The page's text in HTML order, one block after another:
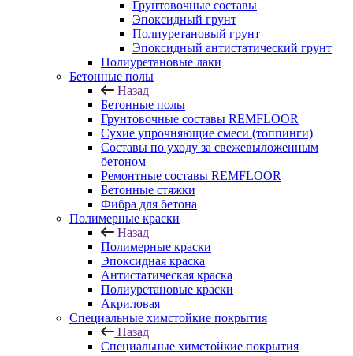
Грунтовочные составы
Эпоксидный грунт
Полиуретановый грунт
Эпоксидный антистатический грунт
Полиуретановые лаки
Бетонные полы
Назад
Бетонные полы
Грунтовочные составы REMFLOOR
Сухие упрочняющие смеси (топпинги)
Составы по уходу за свежевыложенным
бетоном
Ремонтные составы REMFLOOR
Бетонные стяжки
Фибра для бетона
Полимерные краски
Назад
Полимерные краски
Эпоксидная краска
Антистатическая краска
Полиуретановые краски
Акриловая
Специальные химстойкие покрытия
Назад
Специальные химстойкие покрытия